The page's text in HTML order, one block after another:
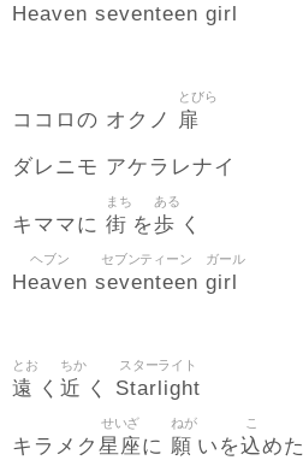
Heaven seventeen girl
ココロの オクノ 扉
とびら
ダレニモ アケラレナイ
キママに 街
まち
を歩
ある
く
Heaven
ヘブン
seventeen
セブンティーン
girl
ガール
遠
とお
く 近
ちか
く Starlight
スターライト
キラメク 星座
せいざ
に 願
ねが
いを込
こ
めた